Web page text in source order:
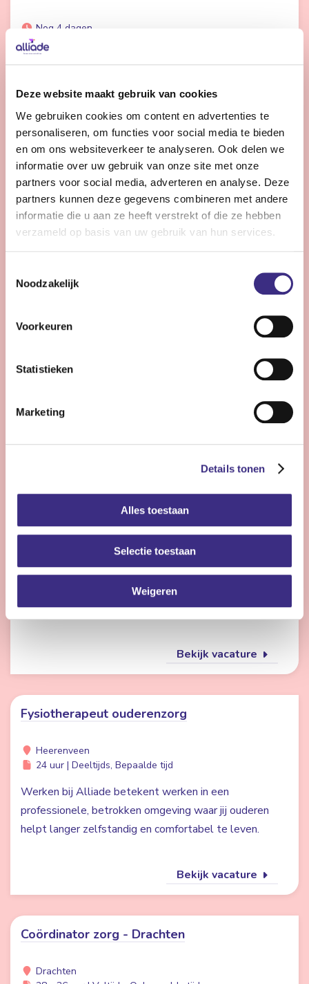
Deze website maakt gebruik van cookies
We gebruiken cookies om content en advertenties te
personaliseren, om functies voor social media te bieden
en om ons websiteverkeer te analyseren. Ook delen we
informatie over uw gebruik van onze site met onze
partners voor social media, adverteren en analyse. Deze
partners kunnen deze gegevens combineren met andere
informatie die u aan ze heeft verstrekt of die ze hebben
verzameld op basis van uw gebruik van hun services.
Noodzakelijk
Voorkeuren
Statistieken
Marketing
Details tonen
Alles toestaan
Selectie toestaan
Weigeren
Nog 4 dagen
Stiens
28 - 32 uur | Voltijds, Onbepaalde tijd
een stap verder dan de dagelijkse praktijk?
Bekijk vacature
Persoonlijke Begeleider complexe zorg -
Stiens
Stiens
24 - 30 uur | Voltijds, Onbepaalde tijd
Ben jij een persoonlijk begeleider die energie krijgt van
complexe zorg en kleine successen groots weet te
Bekijk vacature
Nog 23 dagen
4 - 28 uur | Deeltijds, Onbepaalde tijd
Wil jij met meerdere doelgroepen werken en elke dag
iets anders doen? Dan is de flexpool echt iets voor jou.
Je werkt op verschillende locaties in de
gehandicaptenzorg, jeugdzorg of ouderenzorg.
Bekijk vacature
Fysiotherapeut ouderenzorg
Heerenveen
24 uur | Deeltijds, Bepaalde tijd
Werken bij Alliade betekent werken in een
professionele, betrokken omgeving waar jij ouderen
helpt langer zelfstandig en comfortabel te leven.
Bekijk vacature
Coördinator zorg - Drachten
Drachten